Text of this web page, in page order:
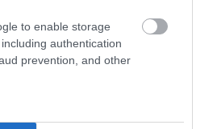
to enable storage
authentication
prevention, and other